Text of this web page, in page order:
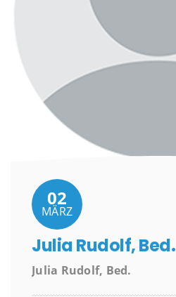
02
MÄRZ
Julia Rudolf, Bed.
Julia Rudolf, Bed.